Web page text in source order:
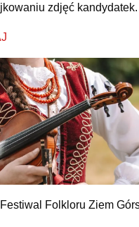
zdjęć
Folkloru Ziem